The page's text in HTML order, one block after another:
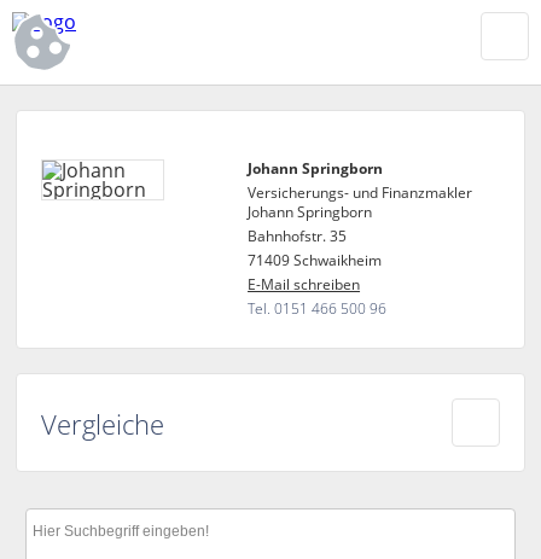
Johann Springborn
Versicherungs- und Finanzmakler
Johann Springborn
Bahnhofstr. 35
71409 Schwaikheim
E-Mail schreiben
Tel. 0151 466 500 96
Vergleiche